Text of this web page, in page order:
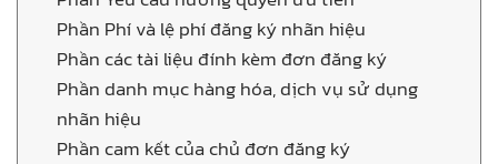
Phần Phí và lệ phí đăng ký nhãn hiệu
Phần các tài liệu đính kèm đơn đăng ký
Phần danh mục hàng hóa, dịch vụ sử dụng
nhãn hiệu
Phần cam kết của chủ đơn đăng ký